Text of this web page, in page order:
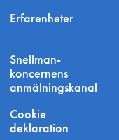
Erfarenheter
Snellman-
koncernens
anmälningskanal
Cookie
deklaration